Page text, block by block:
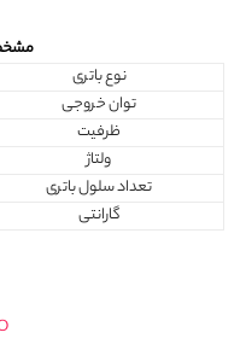
نوع باتری
توان خروجی
ظرفیت
ولتاژ
تعداد سلول باتری
گارانتی